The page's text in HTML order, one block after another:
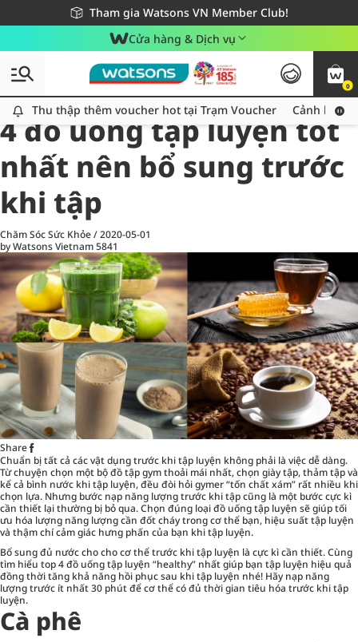
Tham gia Watsons VN Member Club!
Miễn phí giao hàng cho đơn hàng từ 249,000Đ
Giao hàng nhanh 24h - Áp dụng khu vực TP. Hồ Chí Minh
Cửa hàng & Dịch vụ
0
Thu thập thêm voucher hot tại Trạm Voucher
Thu thập thêm voucher hot tại Trạm Voucher Cảnh báo
All
Chăm Sóc Cá Nhân
4 đồ uống tập luyện tốt
nhất nên bổ sung trước
khi tập
Chăm Sóc Sức Khỏe/2020-05-01
by Watsons Vietnam5841
Share
Chuẩn bị tất cả các vật dụng trước khitập luyện không phải là việc dễ dàng.
Từ chuyện chọn một bộ đồ tập gym thoải mái nhất, chọn giày tập, thảm tập và
kể cả bình nước khi tập luyện, đều đòi hỏi gymer “tốn chất xám” rất nhiều khi
chọn lựa. Nhưng bước nạp năng lượng trước khi tập cũng là một bước cực kì
cần thiết lại thường bị bỏ qua. Chọn đúng loại đồ uống tập luyện sẽ giúp tối
ưu hóa lượng năng lượng cần đốt cháy trong cơ thể bạn, hiệu suất tập luyện
và thậm chí cảm giác hưng phấn của bạn khi tập luyện.
Bổ sung đủ nước cho cho cơ thể trước khi tập luyện là cực kì cần thiết. Cùng
tìm hiểu top 4 đồ uống tập luyện “healthy” nhất giúp bạn tập luyện hiệu quả
đồng thời tăng khả năng hồi phục sau khi tập luyện nhé! Hãy nạp năng
lượng trước ít nhất 30 phút để cơ thể có đủ thời gian tiêu hóa trước khi tập
luyện.
Cà phê